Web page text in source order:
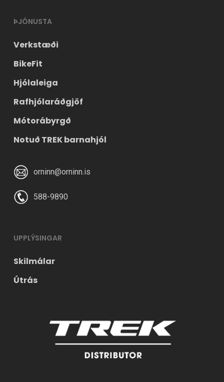
ÞJÓNUSTA
Verkstæði
BikeFit
Hjólaleiga
Rafhjólaráðgjöf
Mótorábyrgð
Notuð TREK barnahjól
orninn@orninn.is
588-9890
UPPLÝSINGAR
Skilmálar
Útrás